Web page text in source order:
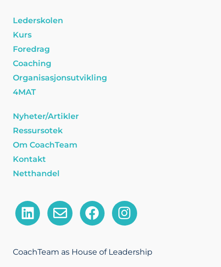
Lederskolen
Kurs
Foredrag
Coaching
Organisasjonsutvikling
4MAT
Nyheter/Artikler
Ressursotek
Om CoachTeam
Kontakt
Netthandel
L
i
k
E
n
e
F
a
e
I
n
t
CoachTeam as House of Leadership